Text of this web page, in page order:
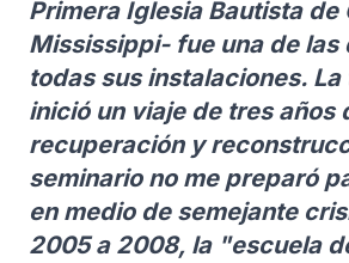
Primera Iglesia Bautista de
Mississippi- fue una de las
todas sus instalaciones.
inició un viaje de tres años
recuperación y
seminario no me preparó
en medio de semejante
2005 a 2008, la "escuela